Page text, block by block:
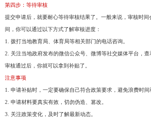
第四步：等待审核
提交申请后，就要耐心等待审核结果了。一般来说，审核时间
间，你可以通过以下方式了解审核进度：
1. 拨打当地教育局、体育局等相关部门的电话咨询。
2. 关注当地政府发布的微信公众号、微博等社交媒体平台，查
审核通过后，你就可以拿到补贴了。
注意事项
1. 申请补贴时，一定要确保自己符合政策要求，避免浪费时间
2. 申请材料要真实有效，切勿伪造、篡改。
3. 关注政策变化，及时了解最新动态。